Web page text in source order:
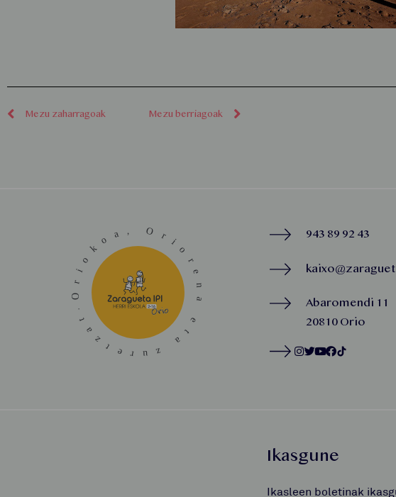
Mezu zaharragoak Mezu berriagoak
943 89 92 43
Abaromendi 11
20810 Orio
Ikasgune
Ikasleen boletinak